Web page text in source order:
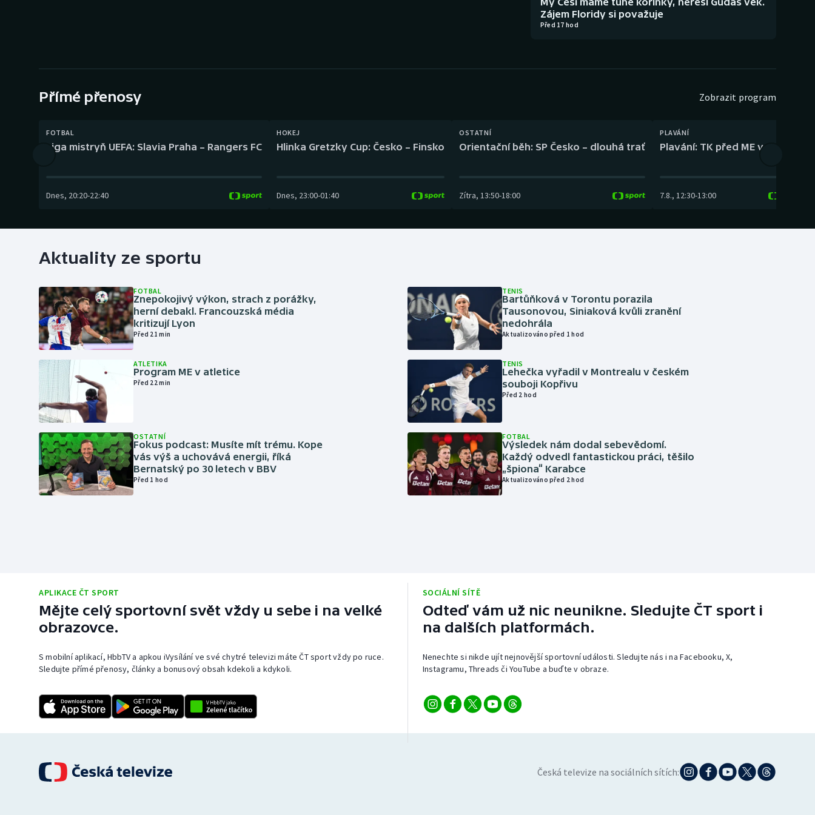
Gymnastika Plážový volejbal
Zájem Floridy si považuje
Před 17 hod
Přímé přenosy Zobrazit program
FOTBAL
Liga mistryň UEFA: Slavia Praha – Rangers FC
Dnes, 20:20-22:40
HOKEJ
Hlinka Gretzky Cup: Česko – Finsko
Dnes, 23:00-01:40
OSTATNÍ
Orientační běh: SP Česko – dlouhá trať
Zítra, 13:50-18:00
PLAVÁNÍ
Plavání: TK před ME v plavání
7.8., 12:30-13:00
Aktuality ze sportu
FOTBAL
Znepokojivý výkon, strach z porážky,
herní debakl. Francouzská média
kritizují Lyon
Před 21 min
ATLETIKA
Program ME v atletice
Před 22 min
OSTATNÍ
Fokus podcast: Musíte mít trému. Kope
vás výš a uchovává energii, říká
Bernatský po 30 letech v BBV
Před 1 hod
TENIS
Bartůňková v Torontu porazila
Tausonovou, Siniaková kvůli zranění
nedohrála
Aktualizováno před 1 hod
TENIS
Lehečka vyřadil v Montrealu v českém
souboji Kopřivu
Před 2 hod
FOTBAL
Výsledek nám dodal sebevědomí.
Každý odvedl fantastickou práci, těšilo
„špiona“ Karabce
Aktualizováno před 2 hod
APLIKACE ČT SPORT
Mějte celý sportovní svět vždy u sebe i na velké
obrazovce.
S mobilní aplikací, HbbTV a apkou iVysílání ve své chytré televizi máte ČT sport vždy po ruce.
Sledujte přímé přenosy, články a bonusový obsah kdekoli a kdykoli.
SOCIÁLNÍ SÍTĚ
Odteď vám už nic neunikne. Sledujte ČT sport i
na dalších platformách.
Nenechte si nikde ujít nejnovější sportovní události. Sledujte nás i na Facebooku, X,
Instagramu, Threads či YouTube a buďte v obraze.
Česká televize na sociálních sítích: